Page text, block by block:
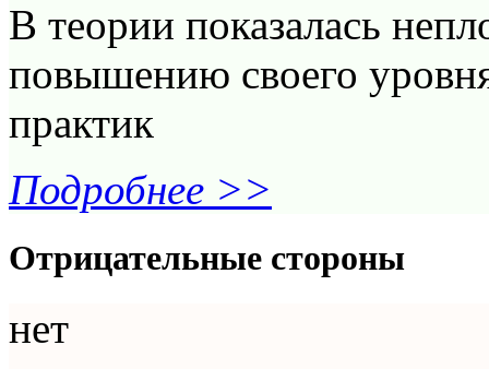
В теории показалась
повышению своего
практик
Подробнее >>
Отрицательные стороны
нет